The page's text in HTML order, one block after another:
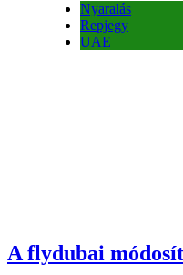
Nyaralás
Repjegy
UAE
A flydubai